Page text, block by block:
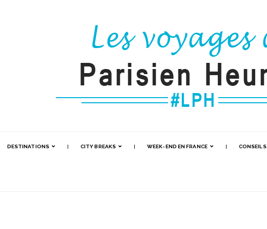
DESTINATIONS CITY BREAKS WEEK-END EN FRANCE CONSEILS